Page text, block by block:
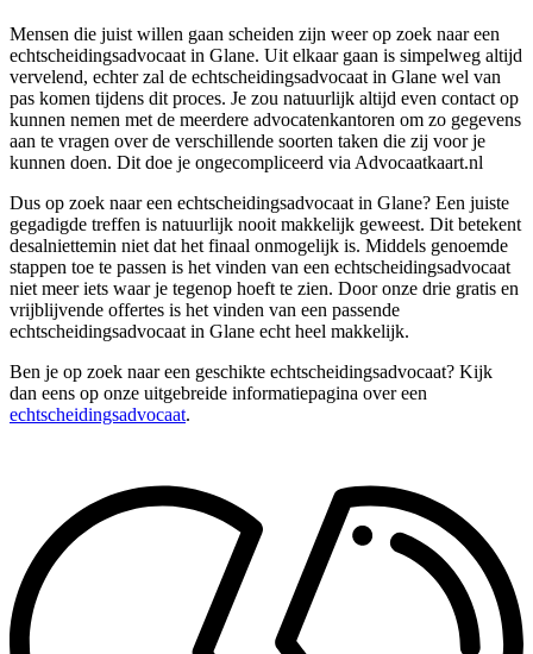
Mensen die juist willen gaan scheiden zijn weer op zoek naar een
echtscheidingsadvocaat in Glane. Uit elkaar gaan is simpelweg altijd
vervelend, echter zal de echtscheidingsadvocaat in Glane wel van
pas komen tijdens dit proces. Je zou natuurlijk altijd even contact op
kunnen nemen met de meerdere advocatenkantoren om zo gegevens
aan te vragen over de verschillende soorten taken die zij voor je
kunnen doen. Dit doe je ongecompliceerd via Advocaatkaart.nl
Dus op zoek naar een echtscheidingsadvocaat in Glane? Een juiste
gegadigde treffen is natuurlijk nooit makkelijk geweest. Dit betekent
desalniettemin niet dat het finaal onmogelijk is. Middels genoemde
stappen toe te passen is het vinden van een echtscheidingsadvocaat
niet meer iets waar je tegenop hoeft te zien. Door onze drie gratis en
vrijblijvende offertes is het vinden van een passende
echtscheidingsadvocaat in Glane echt heel makkelijk.
Ben je op zoek naar een geschikte echtscheidingsadvocaat? Kijk
dan eens op onze uitgebreide informatiepagina over een
echtscheidingsadvocaat.